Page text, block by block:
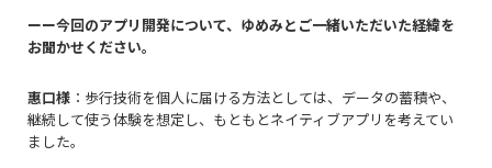
ーー今回のアプリ開発について、ゆめみとご一緒いただいた経緯を
お聞かせください。
惠口様 ：歩行技術を個人に届ける方法としては、データの蓄積や、
継続して使う体験を想定し、もともとネイティブアプリを考えてい
ました。